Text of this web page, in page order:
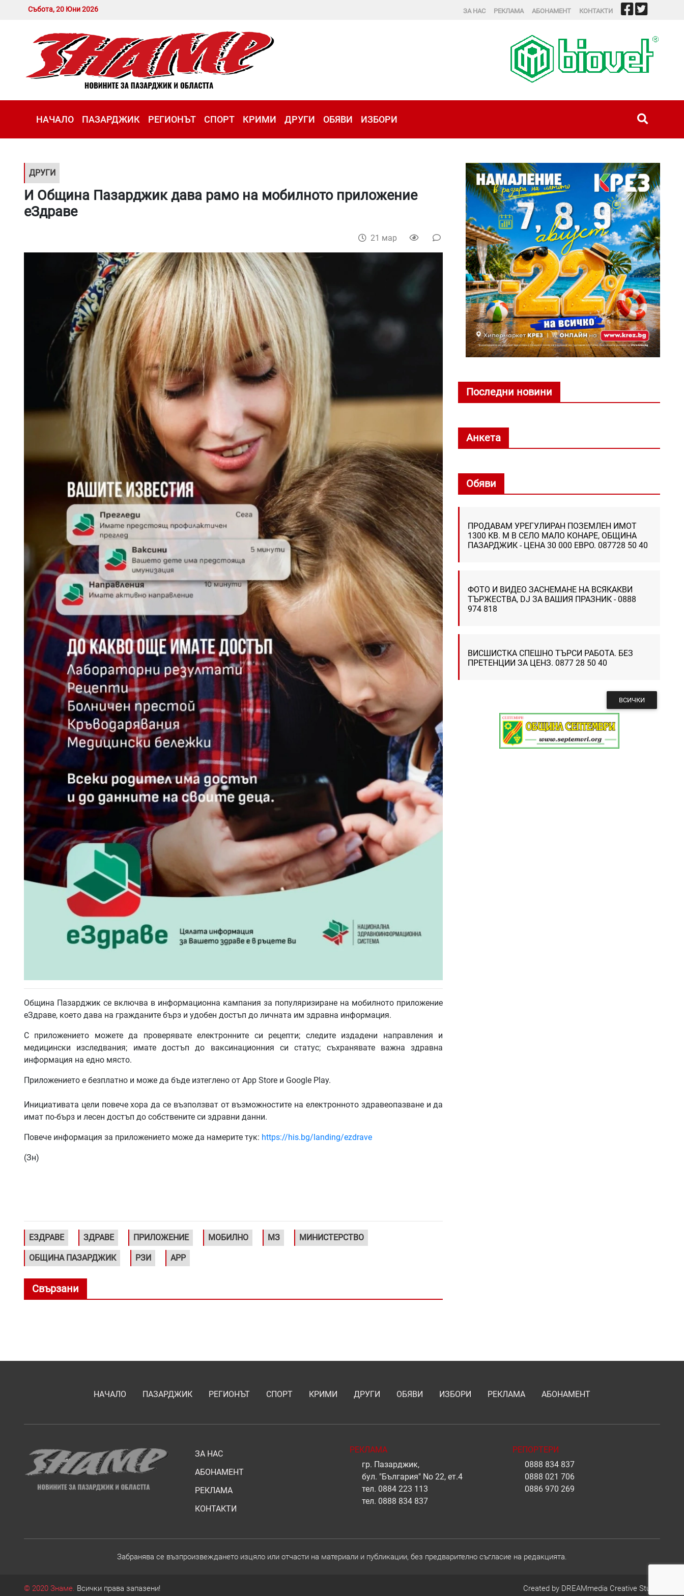
Събота, 20 Юни 2026 ЗА НАС РЕКЛАМА АБОНАМЕНТ КОНТАКТИ
НАЧАЛО ПАЗАРДЖИК РЕГИОНЪТ СПОРТ КРИМИ ДРУГИ ОБЯВИ ИЗБОРИ
ДРУГИ
И Община Пазарджик дава рамо на мобилното приложение
еЗдраве
21 мар
Община Пазарджик се включва в информационна кампания за популяризиране на мобилното приложение
еЗдраве, което дава на гражданите бърз и удобен достъп до личната им здравна информация.
С приложението можете да проверявате електронните си рецепти; следите издадени направления и
медицински изследвания; имате достъп до ваксинационния си статус; съхранявате важна здравна
информация на едно място.
Приложението е безплатно и може да бъде изтеглено от App Store и Google Play.
Инициативата цели повече хора да се възползват от възможностите на електронното здравеопазване и да
имат по-бърз и лесен достъп до собствените си здравни данни.
Повече информация за приложението може да намерите тук: https://his.bg/landing/ezdrave
(Зн)
ЕЗДРАВЕ ЗДРАВЕ ПРИЛОЖЕНИЕ МОБИЛНО МЗ МИНИСТЕРСТВО
ОБЩИНА ПАЗАРДЖИК РЗИ APP
Свързани
Последни новини
Анкета
Обяви
ПРОДАВАМ УРЕГУЛИРАН ПОЗЕМЛЕН ИМОТ
1300 КВ. М В СЕЛО МАЛО КОНАРЕ, ОБЩИНА
ПАЗАРДЖИК - ЦЕНА 30 000 ЕВРО. 087728 50 40
ФОТО И ВИДЕО ЗАСНЕМАНЕ НА ВСЯКАКВИ
ТЪРЖЕСТВА, DJ ЗА ВАШИЯ ПРАЗНИК - 0888
974 818
ВИСШИСТКА СПЕШНО ТЪРСИ РАБОТА. БЕЗ
ПРЕТЕНЦИИ ЗА ЦЕНЗ. 0877 28 50 40
ВСИЧКИ
НАЧАЛО ПАЗАРДЖИК РЕГИОНЪТ СПОРТ КРИМИ ДРУГИ ОБЯВИ ИЗБОРИ РЕКЛАМА АБОНАМЕНТ
ЗА НАС
АБОНАМЕНТ
РЕКЛАМА
КОНТАКТИ
РЕКЛАМА
гр. Пазарджик,
бул. "България" No 22, ет.4
тел. 0884 223 113
тел. 0888 834 837
РЕПОРТЕРИ
0888 834 837
0888 021 706
0886 970 269
Забранява се възпроизвеждането изцяло или отчасти на материали и публикации, без предварително съгласие на редакцията.
© 2020 Знаме. Всички права запазени! Created by DREAMmedia Creative Studio